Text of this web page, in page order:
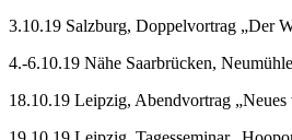
3.10.19 Salzburg, Doppelvortrag „Der
4.-6.10.19 Nähe Saarbrücken,
18.10.19 Leipzig, Abendvortrag